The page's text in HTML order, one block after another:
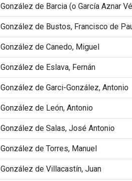
González de Barcia (o García Aznar
González de Bustos, Francisco de
González de Canedo, Miguel
González de Eslava, Fernán
González de Garci-González, Antonio
González de León, Antonio
González de Salas, José Antonio
González de Torres, Manuel
González de Villacastín, Juan